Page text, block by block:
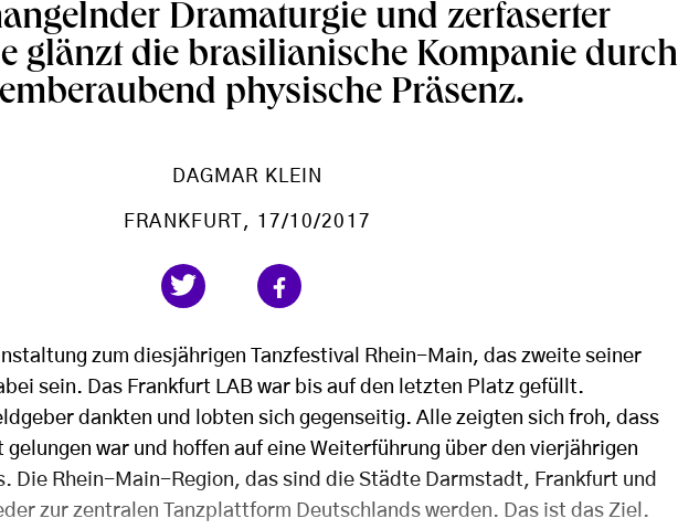
Dramaturgie und zerfaserter
glänzt die brasilianische Kompanie durch
physische Präsenz.
DAGMAR KLEIN
FRANKFURT , 17/10/2017
zum diesjährigen Tanzfestival Rhein-Main, das zweite seiner
sein. Das Frankfurt LAB war bis auf den letzten Platz gefüllt.
dankten und lobten sich gegenseitig. Alle zeigten sich froh, dass
gelungen war und hoffen auf eine Weiterführung über den vierjährigen
Die Rhein-Main-Region, das sind die Städte Darmstadt, Frankfurt und
zur zentralen Tanzplattform Deutschlands werden. Das ist das Ziel.